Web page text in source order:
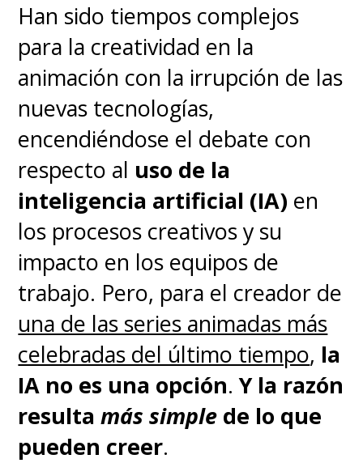
Han sido tiempos complejos
para la creatividad en la
animación con la irrupción de las
nuevas tecnologías,
encendiéndose el debate con
respecto al uso de la
inteligencia artificial (IA) en
los procesos creativos y su
impacto en los equipos de
trabajo. Pero, para el creador de
una de las series animadas más
celebradas del último tiempo, la
IA no es una opción.Y la razón
resulta más simple de lo que
pueden creer.